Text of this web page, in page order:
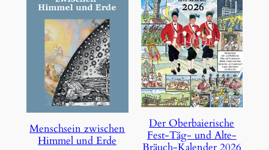
Menschsein zwischen
Himmel und Erde
Der Oberbaierische
Fest-Täg- und Alte-
Bräuch-Kalender 2026